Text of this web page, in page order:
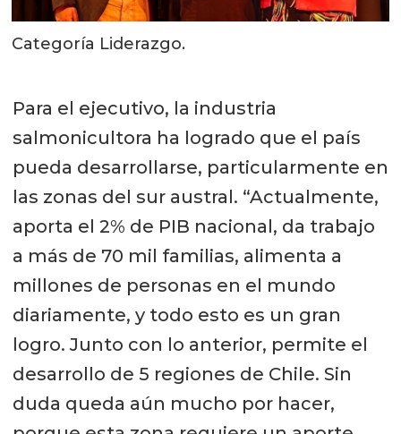
Categoría Liderazgo.
Para el ejecutivo, la industria
salmonicultora ha logrado que el país
pueda desarrollarse, particularmente en
las zonas del sur austral. “Actualmente,
aporta el 2% de PIB nacional, da trabajo
a más de 70 mil familias, alimenta a
millones de personas en el mundo
diariamente, y todo esto es un gran
logro. Junto con lo anterior, permite el
desarrollo de 5 regiones de Chile. Sin
duda queda aún mucho por hacer,